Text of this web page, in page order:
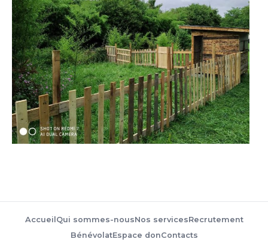
Accueil Qui sommes-nousNos servicesRecrutement
BénévolatEspace donContacts